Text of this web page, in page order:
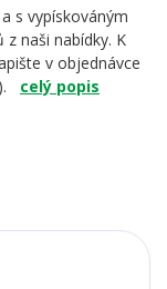
s vypískováným
naši nabídky. K
v objednávce
celý popis